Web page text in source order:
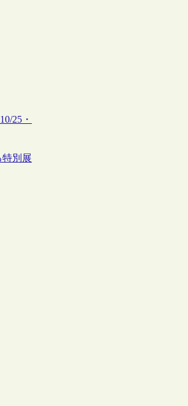
25・
別展